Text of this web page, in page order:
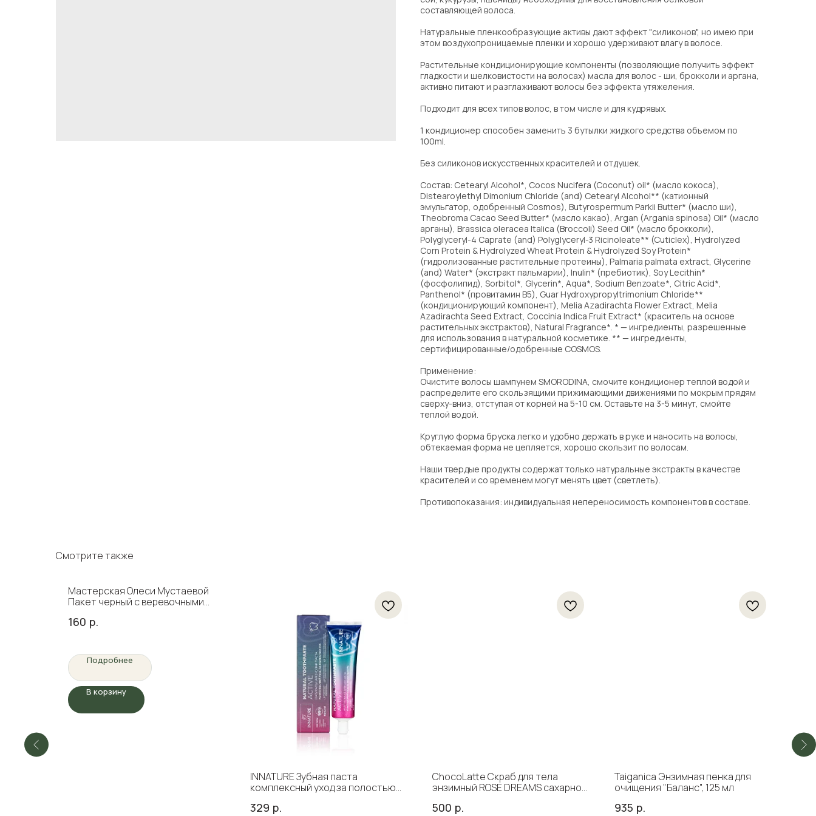
составляющей волоса.
Натуральные пленкообразующие активы дают эффект "силиконов", но имею при
этом воздухопроницаемые пленки и хорошо удерживают влагу в волосе.
Растительные кондиционирующие компоненты (позволяющие получить эффект
гладкости и шелковистости на волосах) масла для волос - ши, брокколи и аргана,
активно питают и разглаживают волосы без эффекта утяжеления.
Подходит для всех типов волос, в том числе и для кудрявых.
1 кондиционер способен заменить 3 бутылки жидкого средства объемом по
100ml.
Без силиконов искусственных красителей и отдушек.
Состав: Cetearyl Alcohol*, Cocos Nucifera (Coconut) oil* (масло кокоса),
Distearoylethyl Dimonium Chloride (and) Cetearyl Alcohol** (катионный
эмульгатор, одобренный Cosmos), Butyrospermum Parkii Butter* (масло ши),
Theobroma Cacao Seed Butter* (масло какао), Argan (Argania spinosa) Oil* (масло
арганы), Brassica oleracea Italica (Broccoli) Seed Oil* (масло брокколи),
Polyglyceryl-4 Caprate (and) Polyglyceryl-3 Ricinoleate** (Cuticlex), Hydrolyzed
Corn Protein & Hydrolyzed Wheat Protein & Hydrolyzed Soy Protein*
(гидролизованные растительные протеины), Palmaria palmata extract, Glycerine
(and) Water* (экстракт пальмарии), Inulin* (пребиотик), Soy Lecithin*
(фосфолипид), Sorbitol*, Glycerin*, Aqua*, Sodium Benzoate*, Citric Acid*,
Panthenol* (провитамин В5), Guar Hydroxypropyltrimonium Chloride**
(кондиционирующий компонент), Melia Azadirachta Flower Extract, Melia
Azadirachta Seed Extract, Coccinia Indica Fruit Extract* (краситель на основе
растительных экстрактов), Natural Fragrance*. * — ингредиенты, разрешенные
для использования в натуральной косметике. ** — ингредиенты,
сертифицированные/одобренные COSMOS.
Применение:
Очистите волосы шампунем SMORODINA, смочите кондиционер теплой водой и
распределите его скользящими прижимающими движениями по мокрым прядям
сверху-вниз, отступая от корней на 5-10 см. Оставьте на 3-5 минут, смойте
теплой водой.
Круглую форма бруска легко и удобно держать в руке и наносить на волосы,
обтекаемая форма не цепляется, хорошо скользит по волосам.
Наши твердые продукты содержат только натуральные экстракты в качестве
красителей и со временем могут менять цвет (светлеть).
Противопоказания: индивидуальная непереносимость компонентов в составе.
Смотрите также
Мастерская Олеси Мустаевой
Пакет черный с веревочными
160 р.
Подробнее
В корзину
INNATURE Зубная паста
комплексный уход за полостью
329 р.
ChocoLatte Скраб для тела
энзимный ROSE DREAMS сахарно-
500 р.
Taiganica Энзимная пенка для
очищения "Баланс", 125 мл
935 р.